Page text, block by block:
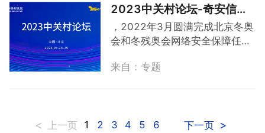
品”集体亮相。1“中国产品”守护
北京冬奥网络安全北京冬奥会是
一个庞大的安全工程体系，几乎
应用到了奇安信集团所有产品和
各岗位类型的安全人员，并在技
之间数据的打通。在5月23日
2023中关村论坛-奇安信精
彩呈现
，2022年3月圆满完成北京冬奥
会和冬残奥会网络安全保障任
故”的世界纪录，此次论坛奇安信
中国模式、中国架构、中国产
来自：专题
< 上一页 1 2 3 4 5 6 下一页 >